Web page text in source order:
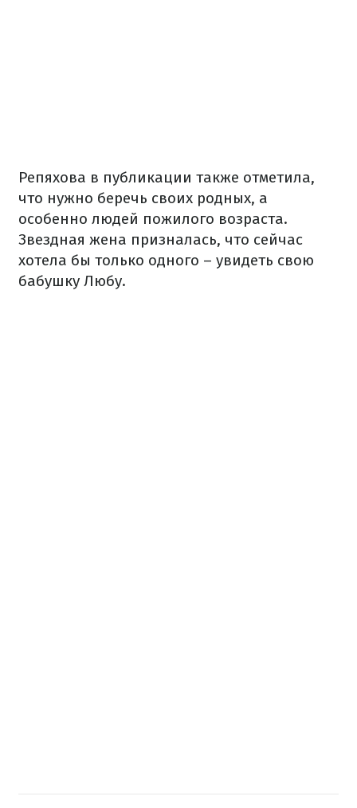
Репяхова в публикации также отметила,
что нужно беречь своих родных, а
особенно людей пожилого возраста.
Звездная жена призналась, что сейчас
хотела бы только одного – увидеть свою
бабушку Любу.